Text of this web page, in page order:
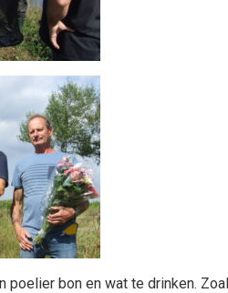
poelier bon en wat te drinken.